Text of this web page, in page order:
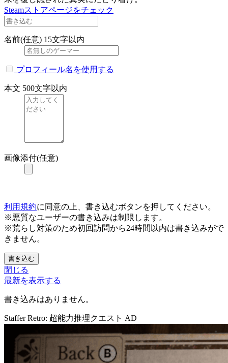
Steamストアページをチェック
名前(任意) 15文字以内
プロフィール名を使用する
本文 500文字以内
画像添付(任意)
利用規約に同意の上、書き込むボタンを押してください。
※悪質なユーザーの書き込みは制限します。
※荒らし対策のため初回訪問から24時間以内は書き込みがで
きません。
書き込む
閉じる
最新を表示する
書き込みはありません。
Staffer Retro: 超能力推理クエスト AD